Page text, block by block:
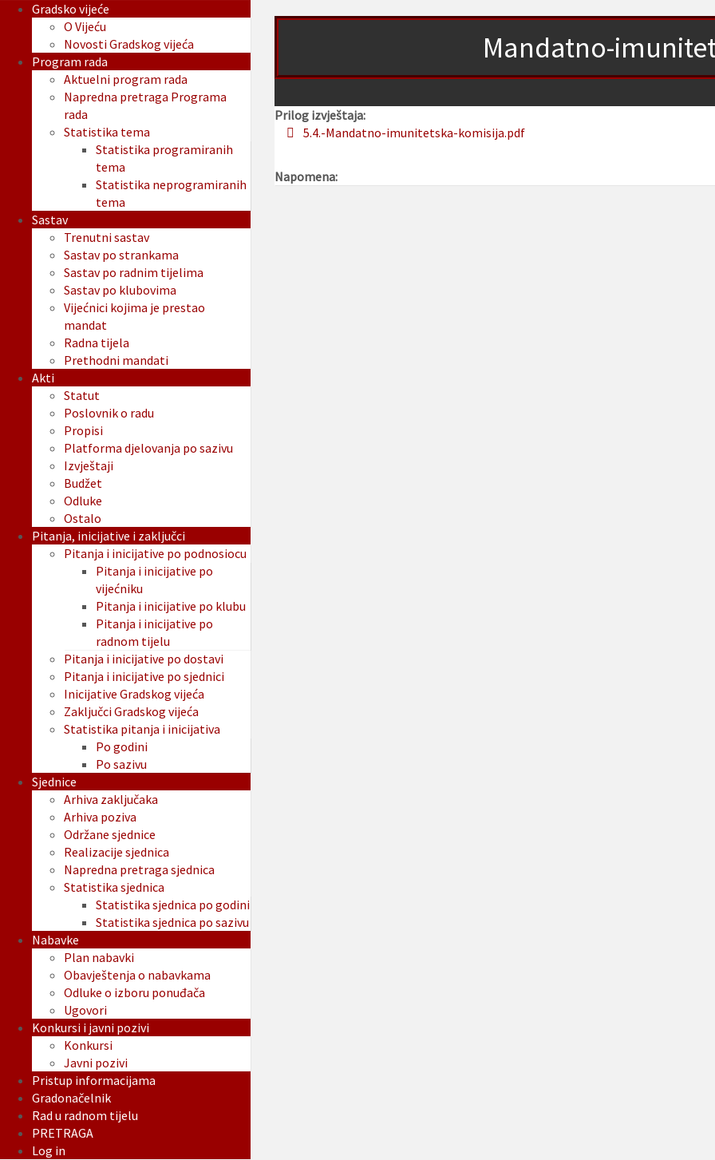
Mandatno-
Prilog izvještaja:
5.4.-Mandatno-imunitetska-komisija.pdf
Napomena:
Gradsko vijeće
O Vijeću
Novosti Gradskog vijeća
Program rada
Aktuelni program rada
Napredna pretraga Programa
rada
Statistika tema
Statistika programiranih
tema
Statistika neprogramiranih
tema
Sastav
Trenutni sastav
Sastav po strankama
Sastav po radnim tijelima
Sastav po klubovima
Vijećnici kojima je prestao
mandat
Radna tijela
Prethodni mandati
Akti
Statut
Poslovnik o radu
Propisi
Platforma djelovanja po sazivu
Izvještaji
Budžet
Odluke
Ostalo
Pitanja, inicijative i zaključci
Pitanja i inicijative po podnosiocu
Pitanja i inicijative po
vijećniku
Pitanja i inicijative po klubu
Pitanja i inicijative po
radnom tijelu
Pitanja i inicijative po dostavi
Pitanja i inicijative po sjednici
Inicijative Gradskog vijeća
Zaključci Gradskog vijeća
Statistika pitanja i inicijativa
Po godini
Po sazivu
Sjednice
Arhiva zaključaka
Arhiva poziva
Održane sjednice
Realizacije sjednica
Napredna pretraga sjednica
Statistika sjednica
Statistika sjednica po godini
Statistika sjednica po sazivu
Nabavke
Plan nabavki
Obavještenja o nabavkama
Odluke o izboru ponuđača
Ugovori
Konkursi i javni pozivi
Konkursi
Javni pozivi
Pristup informacijama
Gradonačelnik
Rad u radnom tijelu
PRETRAGA
Log in